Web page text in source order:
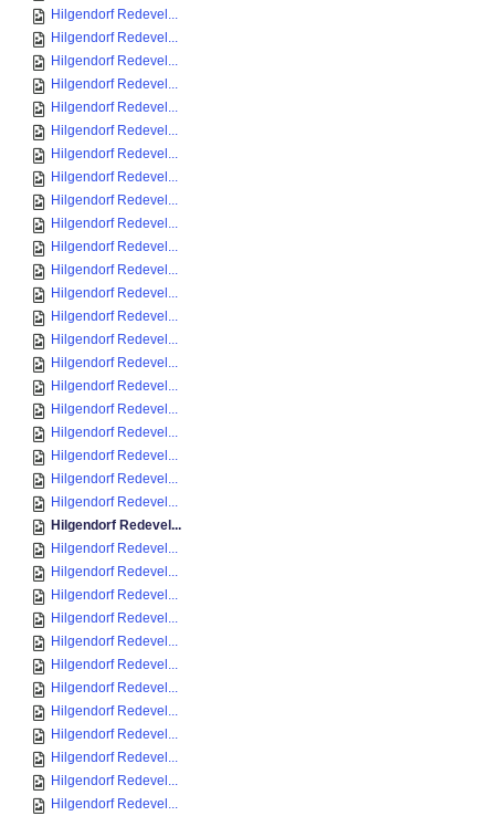
Hilgendorf Redevel...
Hilgendorf Redevel...
Hilgendorf Redevel...
Hilgendorf Redevel...
Hilgendorf Redevel...
Hilgendorf Redevel...
Hilgendorf Redevel...
Hilgendorf Redevel...
Hilgendorf Redevel...
Hilgendorf Redevel...
Hilgendorf Redevel...
Hilgendorf Redevel...
Hilgendorf Redevel...
Hilgendorf Redevel...
Hilgendorf Redevel...
Hilgendorf Redevel...
Hilgendorf Redevel...
Hilgendorf Redevel...
Hilgendorf Redevel...
Hilgendorf Redevel...
Hilgendorf Redevel...
Hilgendorf Redevel...
Hilgendorf Redevel...
Hilgendorf Redevel...
Hilgendorf Redevel...
Hilgendorf Redevel...
Hilgendorf Redevel...
Hilgendorf Redevel...
Hilgendorf Redevel...
Hilgendorf Redevel...
Hilgendorf Redevel...
Hilgendorf Redevel...
Hilgendorf Redevel...
Hilgendorf Redevel...
Hilgendorf Redevel...